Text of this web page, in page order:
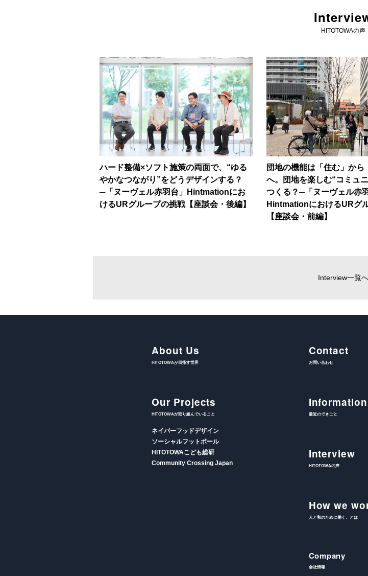
HITOTOWAの声
ハード整備×ソフト施策の両面で、“ゆる
やかなつながり”をどうデザインする？
─「ヌーヴェル赤羽台」Hintmationにお
けるURグループの挑戦【座談会・後編】
団地の機能は「住む」から
へ。団地を楽しむ“コミュ
つくる？─「ヌーヴェル赤羽
HintmationにおけるURグ
【座談会・前編】
Interview一覧へ
About Us
HITOTOWAが目指す世界
Our Projects
HITOTOWAが取り組んでいること
ネイバーフッドデザイン
ソーシャルフットボール
HITOTOWAこども総研
Community Crossing Japan
Contact
お問い合わせ
Information
最近のできごと
Interview
HITOTOWAの声
How we
人と和のために働く、とは
Company
会社情報